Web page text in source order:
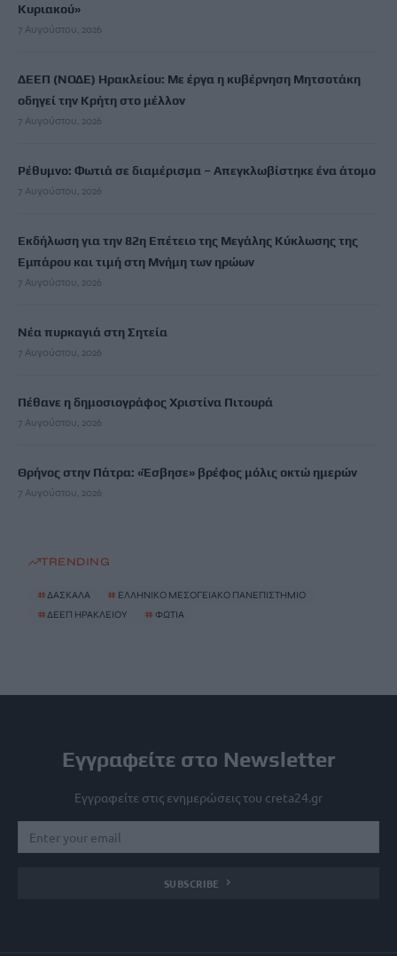
Κυριακού»
7 Αυγούστου, 2026
ΔΕΕΠ (ΝΟΔΕ) Ηρακλείου: Με έργα η κυβέρνηση Μητσοτάκη
οδηγεί την Κρήτη στο μέλλον
7 Αυγούστου, 2026
Ρέθυμνο: Φωτιά σε διαμέρισμα – Απεγκλωβίστηκε ένα άτομο
7 Αυγούστου, 2026
Εκδήλωση για την 82η Επέτειο της Μεγάλης Κύκλωσης της
Εμπάρου και τιμή στη Μνήμη των ηρώων
7 Αυγούστου, 2026
Νέα πυρκαγιά στη Σητεία
7 Αυγούστου, 2026
Πέθανε η δημοσιογράφος Χριστίνα Πιτουρά
7 Αυγούστου, 2026
Θρήνος στην Πάτρα: «Έσβησε» βρέφος μόλις οκτώ ημερών
7 Αυγούστου, 2026
TRENDING
#ΔΑΣΚΑΛΑ # ΕΛΛΗΝΙΚΟ ΜΕΣΟΓΕΙΑΚΟ ΠΑΝΕΠΙΣΤΗΜΙΟ
# ΔΕΕΠ ΗΡΑΚΛΕΙΟΥ # ΦΩΤΙΑ
Εγγραφείτε στο Newsletter
Εγγραφείτε στις ενημερώσεις του creta24.gr
SUBSCRIBE